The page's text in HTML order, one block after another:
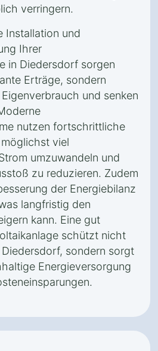
verringern.
Installation und
Ihrer
in Diedersdorf sorgen
Erträge, sondern
und senken
nutzen fortschrittliche
viel
umzuwandeln und
zu reduzieren. Zudem
der Energiebilanz
langfristig den
kann. Eine gut
schützt nicht
sondern sorgt
Energieversorgung